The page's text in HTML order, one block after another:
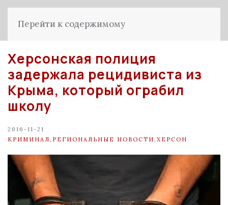
Перейти к содержимому
Херсонская полиция
задержала рецидивиста из
Крыма, который ограбил
школу
2016-11-21
КРИМИНАЛ РЕГИОНАЛЬНЫЕ НОВОСТИ ХЕРСОН